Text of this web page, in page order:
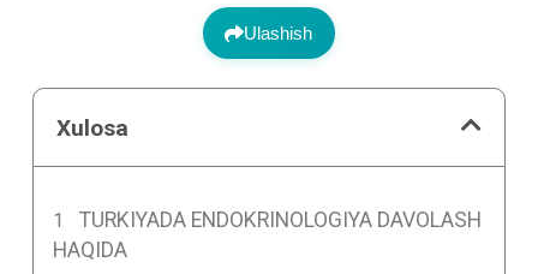
Ulashish
Xulosa
TURKIYADA ENDOKRINOLOGIYA DAVOLASH
HAQIDA